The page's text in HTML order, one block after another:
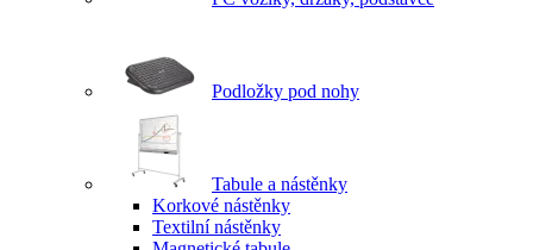
Podložky pod nohy
Tabule a nástěnky
Korkové nástěnky
Textilní nástěnky